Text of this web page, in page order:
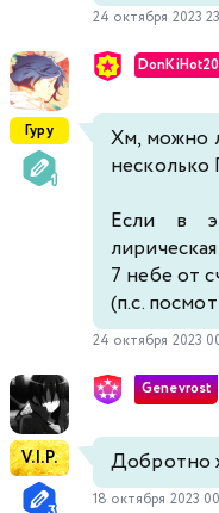
24 октября 2023
Гуру
Хм, можно
несколько
Если в
7 небе от
(п.с.
24 октября 2023
V.I.P.
Genevrost
Добротно
18 октября 2023